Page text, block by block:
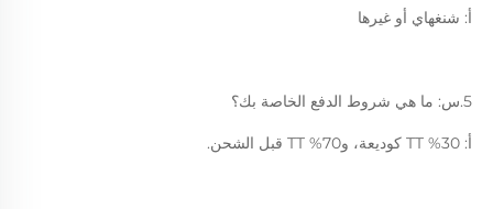
أ: شنغهاي أو غيرها
5.س: ما هي شروط الدفع الخاصة بك؟
أ: 30% TT كوديعة، و70% TT قبل الشحن.